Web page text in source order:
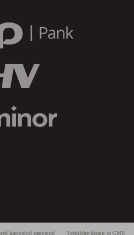
Veebilehe disain ja CMS
kasutatud raamatud